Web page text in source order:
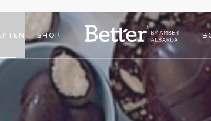
SHOP